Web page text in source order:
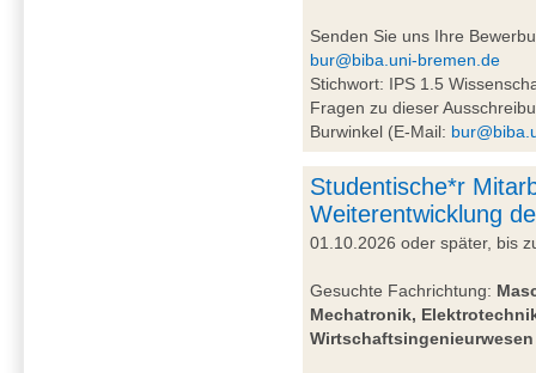
Senden Sie uns Ihre
bur@biba.uni-bremen.de
Stichwort: IPS 1.5
Fragen zu dieser
Burwinkel (E-Mail:
Studentische*r
Weiterentwicklung
01.10.2026 oder später, bis
Gesuchte Fachrichtung:
Mechatronik,